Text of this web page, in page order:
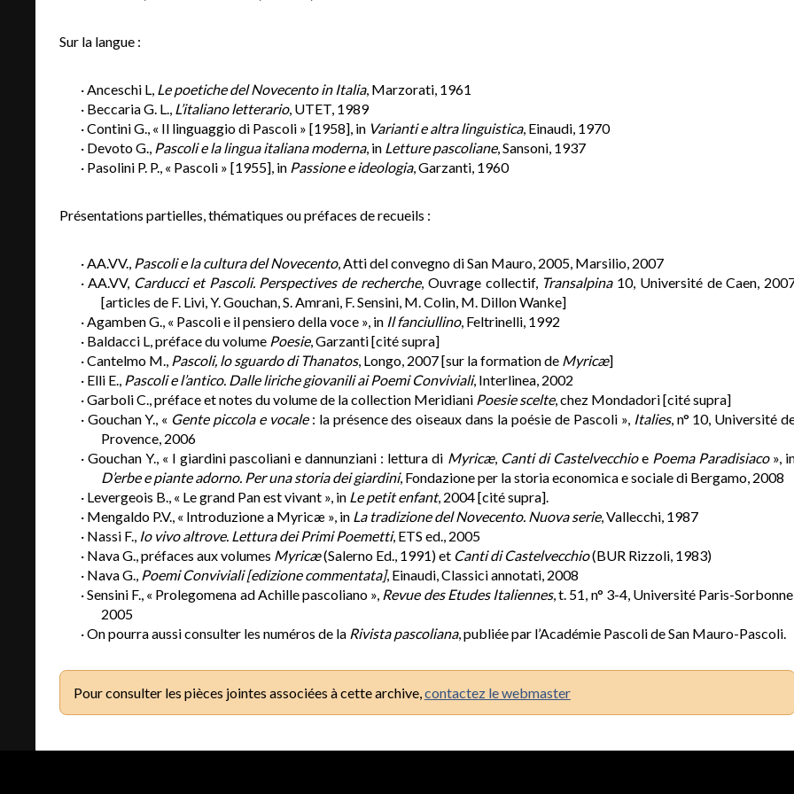
Sur la langue :
· Anceschi L, Le poetiche del Novecento in Italia, Marzorati, 1961
· Beccaria G. L., L’italiano letterario, UTET, 1989
· Contini G., « Il linguaggio di Pascoli » [1958], in Varianti e altra linguistica, Einaudi, 1970
· Devoto G., Pascoli e la lingua italiana moderna, in Letture pascoliane, Sansoni, 1937
· Pasolini P. P., « Pascoli » [1955], in Passione e ideologia, Garzanti, 1960
Présentations partielles, thématiques ou préfaces de recueils :
· AA.VV., Pascoli e la cultura del Novecento, Atti del convegno di San Mauro, 2005, Marsilio, 2007
· AA.VV, Carducci et Pascoli. Perspectives de recherche, Ouvrage collectif, Transalpina 10, Université de Caen,
[articles de F. Livi, Y. Gouchan, S. Amrani, F. Sensini, M. Colin, M. Dillon Wanke]
· Agamben G., « Pascoli e il pensiero della voce », in Il fanciullino, Feltrinelli, 1992
· Baldacci L, préface du volume Poesie, Garzanti [cité supra]
· Cantelmo M., Pascoli, lo sguardo di Thanatos, Longo, 2007 [sur la formation de Myricæ]
· Elli E., Pascoli e l’antico. Dalle liriche giovanili ai Poemi Conviviali, Interlinea, 2002
· Garboli C., préface et notes du volume de la collection Meridiani Poesie scelte, chez Mondadori [cité supra]
· Gouchan Y., « Gente piccola e vocale: la présence des oiseaux dans la poésie de Pascoli », Italies, n° 10, Université
Provence, 2006
· Gouchan Y., « I giardini pascoliani e dannunziani : lettura di Myricæ, Canti di Castelvecchioe Poema Paradisiaco»,
D’erbe e piante adorno. Per una storia dei giardini, Fondazione per la storia economica e sociale di Bergamo, 2008
· Levergeois B., « Le grand Pan est vivant », in Le petit enfant, 2004 [cité supra].
· Mengaldo P.V., « Introduzione a Myricæ », in La tradizione del Novecento. Nuova serie, Vallecchi, 1987
· Nassi F., Io vivo altrove. Lettura dei Primi Poemetti, ETS ed., 2005
· Nava G., préfaces aux volumes Myricæ(Salerno Ed., 1991) et Canti di Castelvecchio(BUR Rizzoli, 1983)
· Nava G., Poemi Conviviali [edizione commentata], Einaudi, Classici annotati, 2008
· Sensini F., « Prolegomena ad Achille pascoliano », Revue des Etudes Italiennes, t. 51, n° 3-4, Université Paris-
2005
· On pourra aussi consulter les numéros de la Rivista pascoliana, publiée par l’Académie Pascoli de San Mauro-Pascoli.
Pour consulter les pièces jointes associées à cette archive,contactez le webmaster